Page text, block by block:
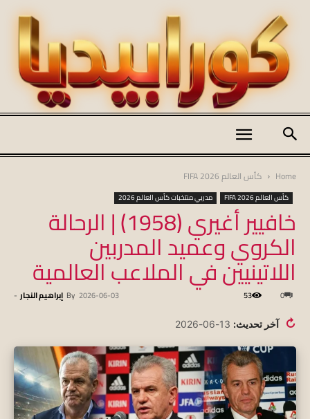
koraapedia
Home كأس العالم FIFA 2026
كأس العالم FIFA 2026 مدربي منتخبات كأس العالم 2026
خافيير أغيري (1958) | الرحالة
الكروي وعميد المدربين
اللاتينيين في الملاعب العالمية
By إبراهيم النجار - 2026-06-03 0
53
↻ آخر تحديث: 13-06-2026